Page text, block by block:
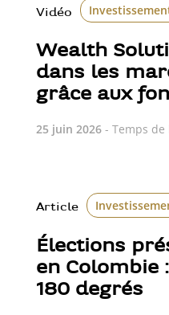
Vidéo
Wealth
dans les
grâce aux
25 juin 2026- Temps de
Article
Élections
en Colombie
180 degrés